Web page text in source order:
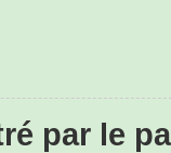
par le